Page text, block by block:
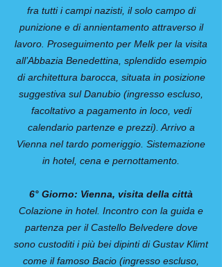
fra tutti i campi nazisti, il solo campo di
punizione e di annientamento attraverso il
lavoro. Proseguimento per Melk per la visita
all’Abbazia Benedettina, splendido esempio
di architettura barocca, situata in posizione
suggestiva sul Danubio (ingresso escluso,
facoltativo a pagamento in loco, vedi
calendario partenze e prezzi). Arrivo a
Vienna nel tardo pomeriggio. Sistemazione
in hotel, cena e pernottamento.
6° Giorno: Vienna, visita della città
Colazione in hotel. Incontro con la guida e
partenza per il Castello Belvedere dove
sono custoditi i più bei dipinti di Gustav Klimt
come il famoso Bacio (ingresso escluso,